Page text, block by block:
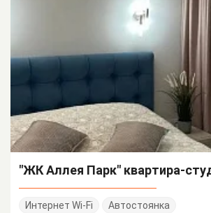
"ЖК Аллея Парк" квартира-
Интернет Wi-Fi
Автостоянка